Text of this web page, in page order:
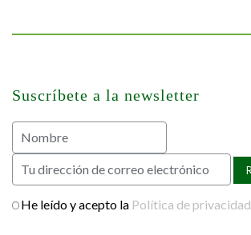
Suscríbete a la newsletter
He leído y acepto la Política de privacidad